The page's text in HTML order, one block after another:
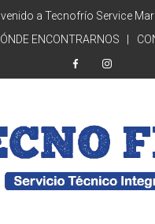
a Tecnofrío Service
ENCONTRARNOS